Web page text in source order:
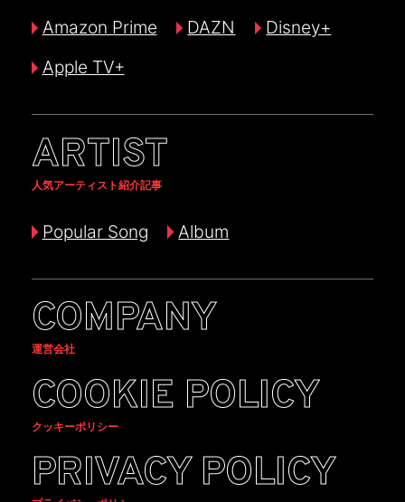
Amazon Prime
DAZN
Disney+
Apple TV+
ARTIST
人気アーティスト紹介記事
Popular Song Album
COMPANY
運営会社
COOKIE POLICY
クッキーポリシー
PRIVACY POLICY